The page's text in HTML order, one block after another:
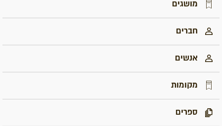
מושגים
חברים
אנשים
מקומות
ספרים